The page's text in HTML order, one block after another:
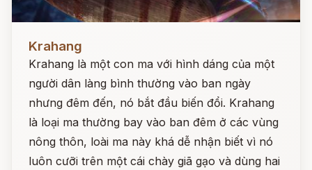
Krahang
Krahang là một con ma với hình dáng của một
người dân làng bình thường vào ban ngày
nhưng đêm đến, nó bắt đầu biến đổi. Krahang
là loại ma thường bay vào ban đêm ở các vùng
nông thôn, loài ma này khá dễ nhận biết vì nó
luôn cưỡi trên một cái chày giã gạo và dùng hai